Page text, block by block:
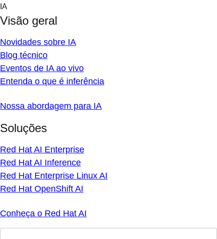
Skip
content
IA
Visão geral
Novidades sobre IA
Blog técnico
Eventos de IA ao vivo
Entenda o que é inferência
Nossa abordagem para IA
Soluções
Red Hat AI Enterprise
Red Hat AI Inference
Red Hat Enterprise Linux AI
Red Hat OpenShift AI
Conheça o Red Hat AI